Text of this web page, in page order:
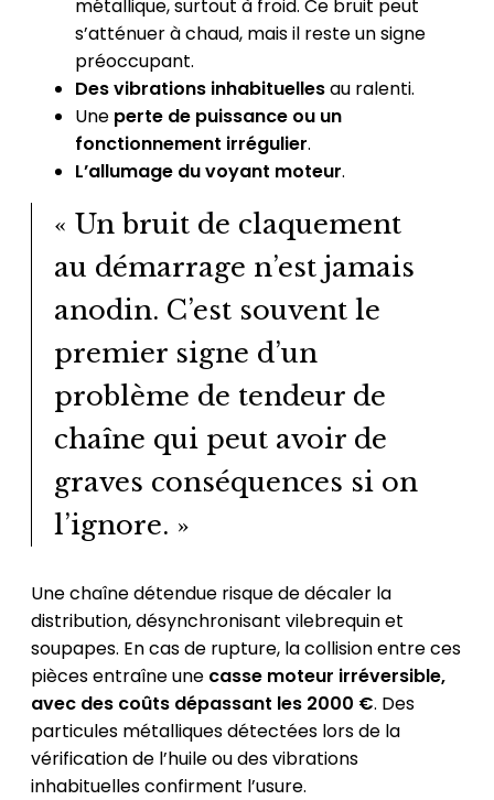
métallique, surtout à froid. Ce bruit peut
s’atténuer à chaud, mais il reste un signe
préoccupant.
Des vibrations inhabituellesau ralenti.
Une perte de puissance ou un
fonctionnement irrégulier.
L’allumage du voyant moteur.
« Un bruit de claquement
au démarrage n’est jamais
anodin. C’est souvent le
premier signe d’un
problème de tendeur de
chaîne qui peut avoir de
graves conséquences si on
l’ignore. »
Une chaîne détendue risque de décaler la
distribution, désynchronisant vilebrequin et
soupapes. En cas de rupture, la collision entre ces
pièces entraîne une casse moteur irréversible,
avec des coûts dépassant les 2000 €. Des
particules métalliques détectées lors de la
vérification de l’huile ou des vibrations
inhabituelles confirment l’usure.